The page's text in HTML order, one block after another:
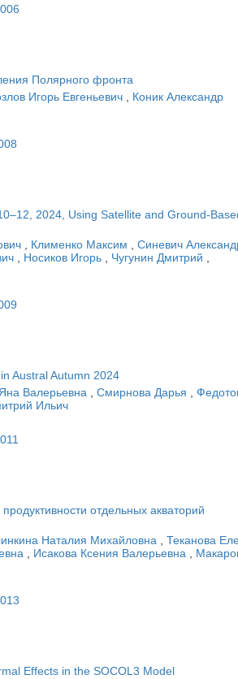
Полярного фронта
Игорь Евгеньевич
Коник Александр
2024, Using Satellite and Ground-
Клименко Максим
Синевич
Носиков Игорь Чугунин Дмитрий
Austral Autumn 2024
Валерьевна Смирнова Дарья
Ильич
отдельных акваторий
Наталия Михайловна
Теканова
Исакова Ксения Валерьевна
Effects in the SOCOL3 Model